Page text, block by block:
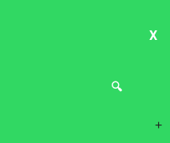
X
+